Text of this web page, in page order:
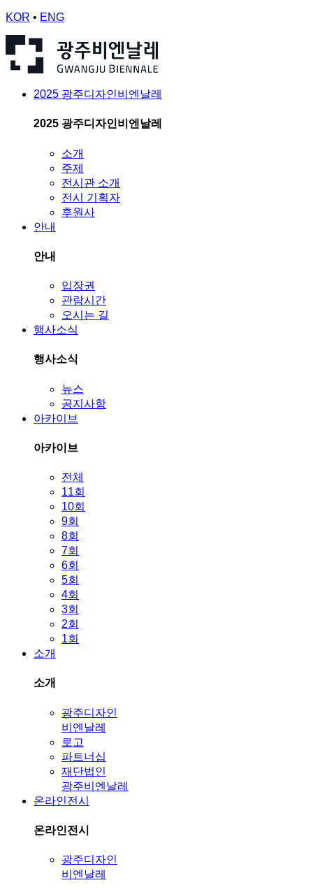
KOR • ENG
2025 광주디자인비엔날레
2025 광주디자인비엔날레
소개
주제
전시관 소개
전시 기획자
후원사
안내
안내
입장권
관람시간
오시는 길
행사소식
행사소식
뉴스
공지사항
아카이브
아카이브
전체
11회
10회
9회
8회
7회
6회
5회
4회
3회
2회
1회
소개
소개
광주디자인
비엔날레
로고
파트너십
재단법인
광주비엔날레
온라인전시
온라인전시
광주디자인
비엔날레